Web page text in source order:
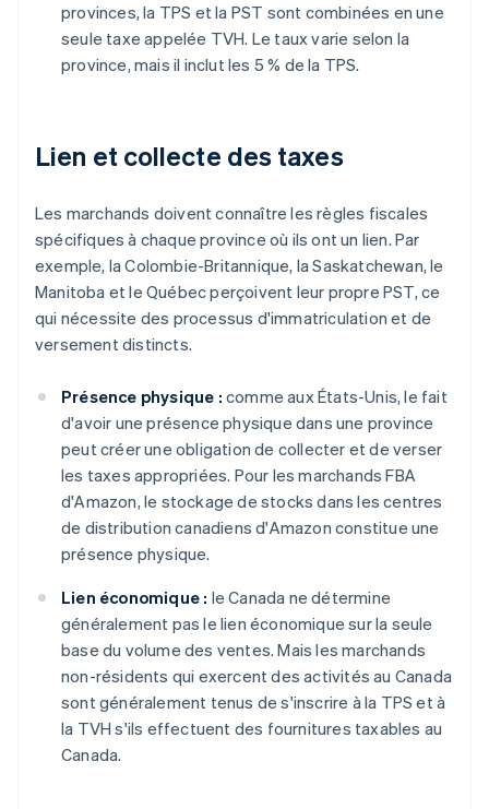
provinces, la TPS et la PST sont combinées en une
seule taxe appelée TVH. Le taux varie selon la
province, mais il inclut les 5 % de la TPS.
Lien et collecte des taxes
Les marchands doivent connaître les règles fiscales
spécifiques à chaque province où ils ont un lien. Par
exemple, la Colombie-Britannique, la Saskatchewan, le
Manitoba et le Québec perçoivent leur propre PST, ce
qui nécessite des processus d'immatriculation et de
versement distincts.
Présence physique : comme aux États-Unis, le fait
d'avoir une présence physique dans une province
peut créer une obligation de collecter et de verser
les taxes appropriées. Pour les marchands FBA
d'Amazon, le stockage de stocks dans les centres
de distribution canadiens d'Amazon constitue une
présence physique.
Lien économique : le Canada ne détermine
généralement pas le lien économique sur la seule
base du volume des ventes. Mais les marchands
non-résidents qui exercent des activités au Canada
sont généralement tenus de s'inscrire à la TPS et à
la TVH s'ils effectuent des fournitures taxables au
Canada.